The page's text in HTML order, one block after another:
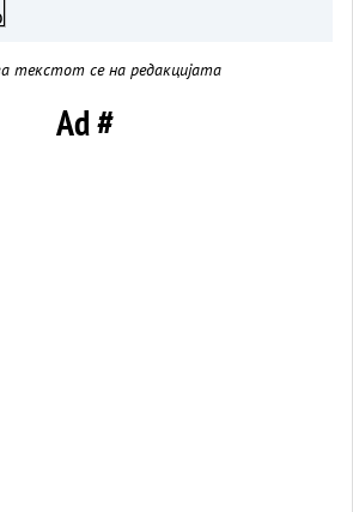
текстот се на редакцијата
Ad #